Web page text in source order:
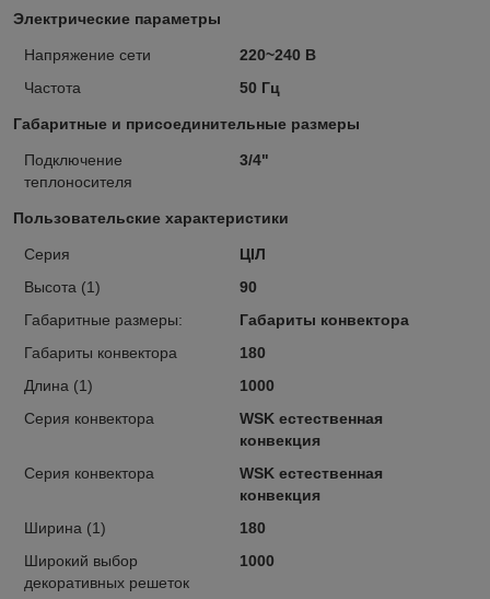
Электрические параметры
Напряжение сети
220~240 В
Частота
50 Гц
Габаритные и присоединительные размеры
Подключение
теплоносителя
3/4"
Пользовательские характеристики
Cерия
ЦІЛ
Высота (1)
90
Габаритные размеры:
Габариты конвектора
Габариты конвектора
180
Длина (1)
1000
Серия конвектора
WSK естественная
конвекция
Серия конвектора
WSK естественная
конвекция
Ширина (1)
180
Широкий выбор
декоративных решеток
1000